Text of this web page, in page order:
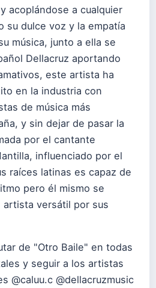
acoplándose a cualquier
su dulce voz y la empatía
música, junto a ella se
Dellacruz aportando
este artista ha
en la industria con
de música más
y sin dejar de pasar la
por el cantante
influenciado por el
raíces latinas es capaz de
pero él mismo se
artista versátil por sus
de "Otro Baile" en todas
y seguir a los artistas
@caluu.c @dellacruzmusic